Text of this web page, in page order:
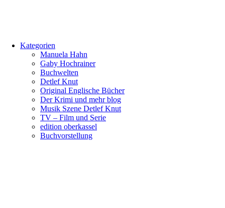
Kategorien
Manuela Hahn
Gaby Hochrainer
Buchwelten
Detlef Knut
Original Englische Bücher
Der Krimi und mehr blog
Musik Szene Detlef Knut
TV – Film und Serie
edition oberkassel
Buchvorstellung